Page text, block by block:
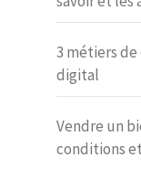
3 métiers
digital
Vendre un
conditions